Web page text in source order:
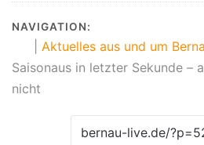
NAVIGATION:
Aktuelles aus und um
Saisonaus in letzter Sekunde –
nicht